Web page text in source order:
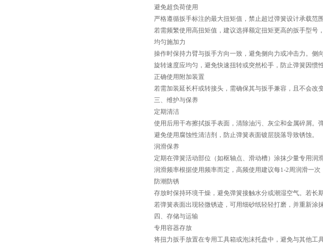
避免超负荷使用
严格遵循扳手标注的最大扭矩值，禁止超过弹簧设计承载范
若需频繁使用高扭矩值，建议选择额定扭矩更高的扳手型号
均匀施加力
操作时保持力臂与扳手方向一致，避免侧向力或冲击力。侧
旋转速度应均匀，避免快速扭转或突然松手，防止弹簧因惯
正确使用附加装置
若需加装延长杆或转接头，需确保其与扳手兼容，且不会改
三、维护与保养
定期清洁
使用后用干布擦拭扳手表面，清除油污、灰尘和金属碎屑。
避免使用腐蚀性清洁剂，防止弹簧表面镀层脱落导致锈蚀。
润滑保养
定期在弹簧活动部位（如枢轴点、滑动槽）涂抹少量专用润
润滑频率根据使用频率而定，高频使用建议每1-2周润滑一次
防潮防锈
存放时保持环境干燥，避免弹簧接触水分或潮湿空气。若长
若弹簧表面出现轻微锈迹，可用细砂纸轻轻打磨，并重新涂抹
四、存储与运输
专用容器存放
将扭力扳手放置在专用工具箱或泡沫托盘中，避免与其他工